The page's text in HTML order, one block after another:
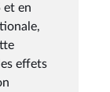
et en
effets